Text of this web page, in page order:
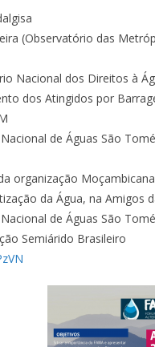
(Observatório das
Nacional dos Direitos à
dos Atingidos por
de Águas São
organização
da Água, na Amigos
de Águas São
Semiárido Brasileiro